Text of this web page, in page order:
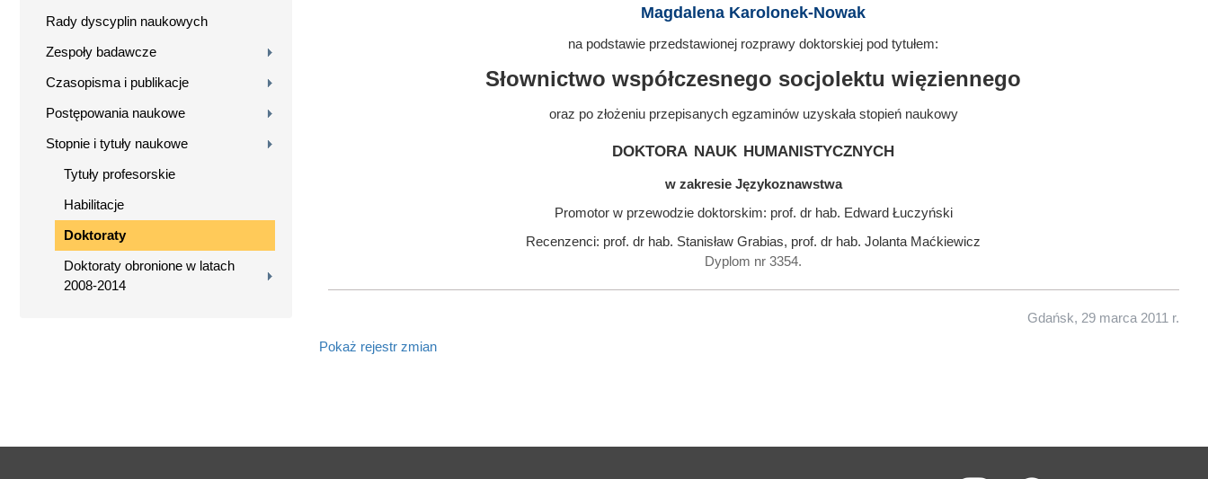
Rady dyscyplin naukowych
Zespoły badawcze
Czasopisma i publikacje
Postępowania naukowe
Stopnie i tytuły naukowe
Tytuły profesorskie
Habilitacje
Doktoraty
Doktoraty obronione w latach
2008-2014
Magdalena Karolonek-Nowak
na podstawie przedstawionej rozprawy doktorskiej pod tytułem:
Słownictwo współczesnego socjolektu więziennego
oraz po złożeniu przepisanych egzaminów uzyskała stopień naukowy
doktora nauk humanistycznych
w zakresie Językoznawstwa
Promotor w przewodzie doktorskim: prof. dr hab. Edward Łuczyński
Recenzenci: prof. dr hab. Stanisław Grabias, prof. dr hab. Jolanta Maćkiewicz
Dyplom nr 3354.
Gdańsk, 29 marca 2011 r.
Pokaż rejestr zmian